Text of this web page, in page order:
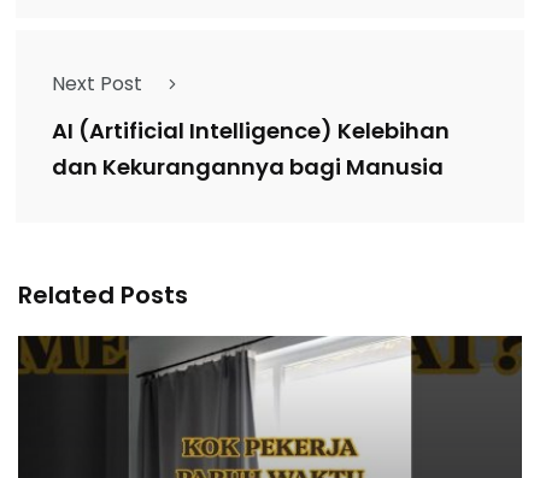
Next Post
AI (Artificial Intelligence) Kelebihan
dan Kekurangannya bagi Manusia
Related Posts